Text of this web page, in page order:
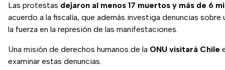
Las protestas dejaron al menos 17 muertos y más de 6
acuerdo a la fiscalía, que además investiga denuncias
la fuerza en la represión de las manifestaciones.
Una misión de derechos humanos de la ONU visitará Chile
examinar estas denuncias.